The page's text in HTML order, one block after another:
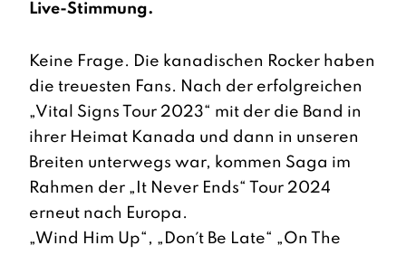
Live-Stimmung.
Keine Frage. Die kanadischen Rocker haben
die treuesten Fans. Nach der erfolgreichen
„Vital Signs Tour 2023“ mit der die Band in
ihrer Heimat Kanada und dann in unseren
Breiten unterwegs war, kommen Saga im
Rahmen der „It Never Ends“ Tour 2024
erneut nach Europa.
„Wind Him Up“, „Don´t Be Late“ „On The